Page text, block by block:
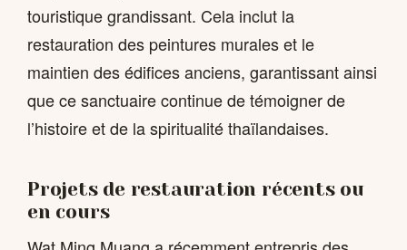
touristique grandissant. Cela inclut la
restauration des peintures murales et le
maintien des édifices anciens, garantissant ainsi
que ce sanctuaire continue de témoigner de
l’histoire et de la spiritualité thaïlandaises.
Projets de restauration récents ou
en cours